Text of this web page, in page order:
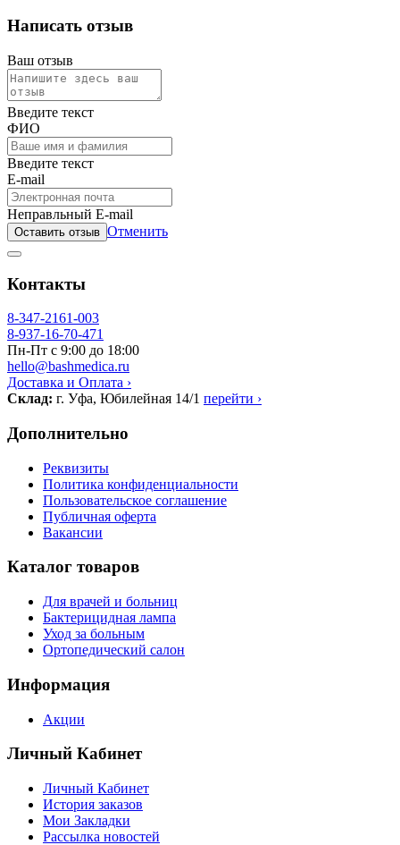
Написать отзыв
Ваш отзыв
Введите текст
ФИО
Введите текст
E-mail
Неправльный E-mail
Оставить отзыв Отменить
Контакты
8-347-2161-003
8-937-16-70-471
Пн-Пт с 9:00 до 18:00
hello@bashmedica.ru
Доставка и Оплата ›
Склад: г. Уфа, Юбилейная 14/1 перейти ›
Дополнительно
Реквизиты
Политика конфиденциальности
Пользовательское соглашение
Публичная оферта
Вакансии
Каталог товаров
Для врачей и больниц
Бактерицидная лампа
Уход за больным
Ортопедический салон
Информация
Акции
Личный Кабинет
Личный Кабинет
История заказов
Мои Закладки
Рассылка новостей